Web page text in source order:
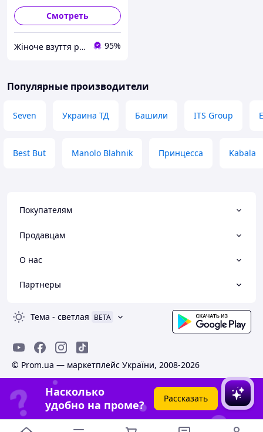
Смотреть
Жіноче взуття роздріб Україна. kabluhek.com.ua 95%
Популярные производители
Seven Украина ТД Башили ITS Group
Best But Manolo Blahnik Принцесса Kabala
Покупателям
Продавцам
О нас
Партнеры
Тема - светлая BETA
© Prom.ua — маркетплейс України, 2008-2026
Насколько
удобно на проме?
Рассказать